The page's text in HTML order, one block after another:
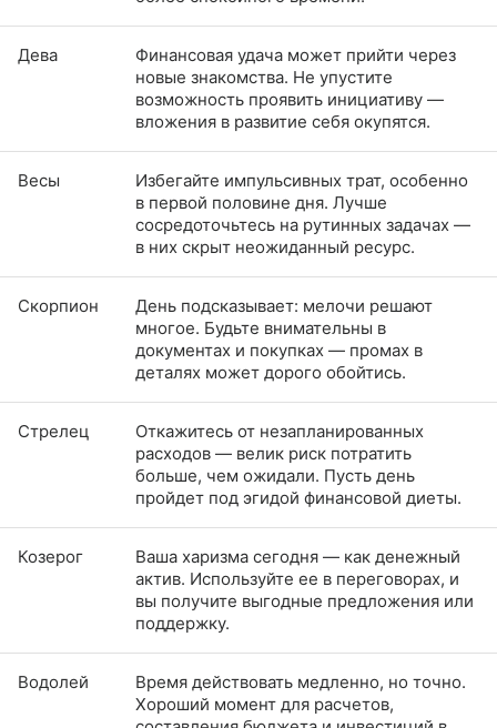
Дева
Финансовая удача может прийти через
новые знакомства. Не упустите
возможность проявить инициативу —
вложения в развитие себя окупятся.
Весы
Избегайте импульсивных трат, особенно
в первой половине дня. Лучше
сосредоточьтесь на рутинных задачах —
в них скрыт неожиданный ресурс.
Скорпион
День подсказывает: мелочи решают
многое. Будьте внимательны в
документах и покупках — промах в
деталях может дорого обойтись.
Стрелец
Откажитесь от незапланированных
расходов — велик риск потратить
больше, чем ожидали. Пусть день
пройдет под эгидой финансовой диеты.
Козерог
Ваша харизма сегодня — как денежный
актив. Используйте ее в переговорах, и
вы получите выгодные предложения или
поддержку.
Водолей
Время действовать медленно, но точно.
Хороший момент для расчетов,